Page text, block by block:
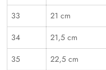
33
21 cm
34
21,5 cm
35
22,5 cm
Confirm